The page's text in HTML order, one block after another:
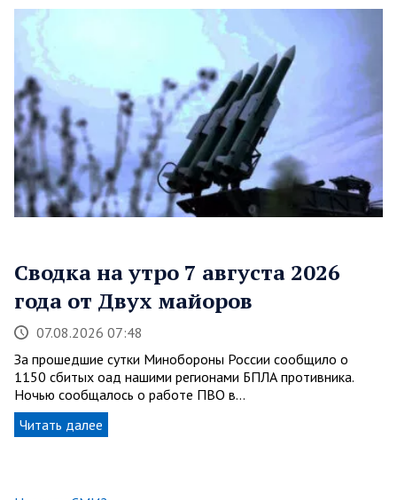
Сводка на утро 7 августа 2026
года от Двух майоров
07.08.2026 07:48
За прошедшие сутки Минобороны России сообщило о
1150 сбитых оад нашими регионами БПЛА противника.
Ночью сообщалось о работе ПВО в…
Читать далее